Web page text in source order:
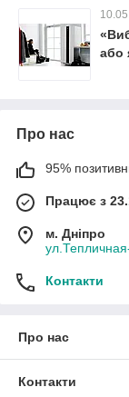
або
Про нас
95%
Працює з
м. Дніпро
Контакти
Про нас
Контакти